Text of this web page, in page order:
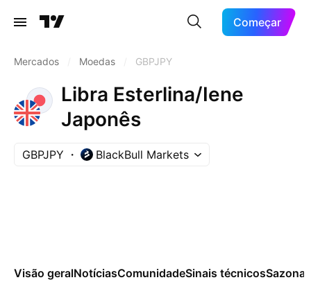
Começar
Mercados Moedas GBPJPY
Libra Esterlina/Iene
Japonês
GBPJPY BlackBull Markets
Visão geralNotíciasComunidadeSinais técnicos